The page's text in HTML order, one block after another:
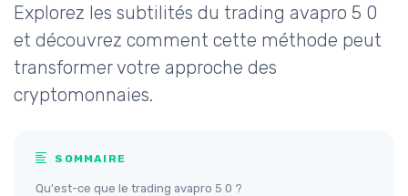
Explorez les subtilités du trading avapro 5 0
et découvrez comment cette méthode peut
transformer votre approche des
cryptomonnaies.
SOMMAIRE
Qu'est-ce que le trading avapro 5 0 ?